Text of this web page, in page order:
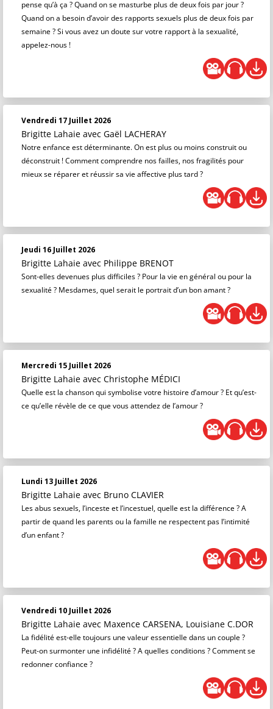
pense qu’à ça ? Quand on se masturbe plus de deux fois par jour ?
Quand on a besoin d’avoir des rapports sexuels plus de deux fois par
semaine ? Si vous avez un doute sur votre rapport à la sexualité,
appelez-nous !
Vendredi 17 Juillet 2026
Brigitte Lahaie avec Gaël LACHERAY
Notre enfance est déterminante. On est plus ou moins construit ou
déconstruit ! Comment comprendre nos failles, nos fragilités pour
mieux se réparer et réussir sa vie affective plus tard ?
Jeudi 16 Juillet 2026
Brigitte Lahaie avec Philippe BRENOT
Sont-elles devenues plus difficiles ? Pour la vie en général ou pour la
sexualité ? Mesdames, quel serait le portrait d’un bon amant ?
Mercredi 15 Juillet 2026
Brigitte Lahaie avec Christophe MÉDICI
Quelle est la chanson qui symbolise votre histoire d’amour ? Et qu’est-
ce qu’elle révèle de ce que vous attendez de l’amour ?
Lundi 13 Juillet 2026
Brigitte Lahaie avec Bruno CLAVIER
Les abus sexuels, l’inceste et l’incestuel, quelle est la différence ? A
partir de quand les parents ou la famille ne respectent pas l’intimité
d’un enfant ?
Vendredi 10 Juillet 2026
Brigitte Lahaie avec Maxence CARSENA, Louisiane C.DOR
La fidélité est-elle toujours une valeur essentielle dans un couple ?
Peut-on surmonter une infidélité ? A quelles conditions ? Comment se
redonner confiance ?